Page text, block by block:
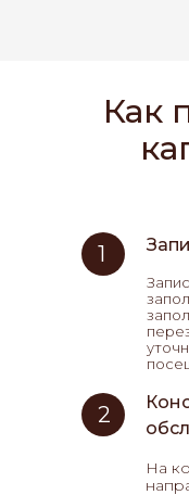
1
2
Как
На